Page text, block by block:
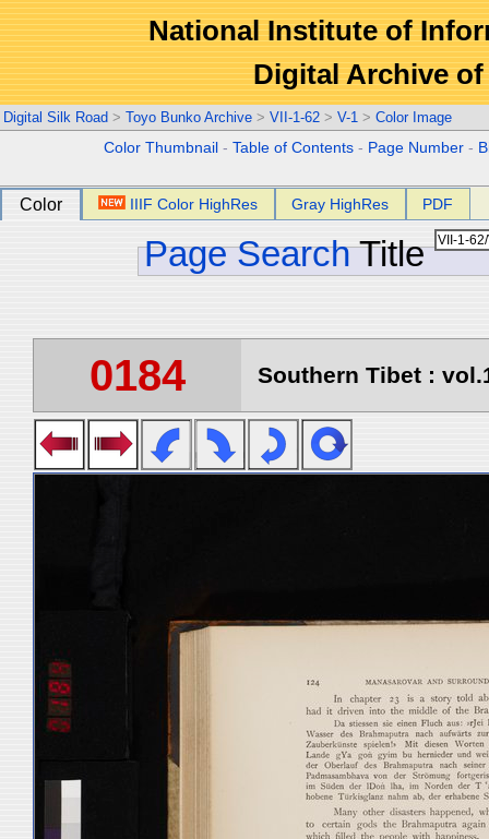
National Institute of
Digital Archive
Digital Silk Road > Toyo Bunko Archive > VII-1-62 > V-1 > Color Image
Color Thumbnail -Table of Contents - Page Number -
Color IIIF Color HighRes Gray HighRes PDF
Page Search Title
0184 Southern Tibet :